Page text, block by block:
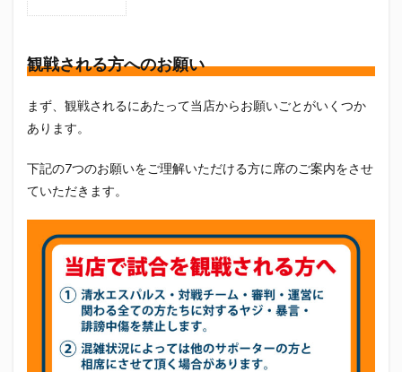
る方
への
い
2
約の
仕方
試合
当日
キャ
変更
につ
観戦される方へのお願い
まず、観戦されるにあたって当店からお願いごとがいくつか
あります。
下記の7つのお願いをご理解いただける方に席のご案内をさせ
ていただきます。
ビックボンバーズ
ビッグボンバーズ
ペニーゆうすけ
ホッピー マッチ
ヤマダネコ
三和酒造
三和酒造場
三島カツオ
三遠ネオフェニックス
伊東市
伊藤食品 伊豆急行
修善寺サイダー
初亀
初亀醸造 勉三さん
勝俣州和
吉田義元
名古屋グランパス 君盃酒造
周年祭
呼び込み君
喜久酔 土井酒造場
型抜き
埼玉西武ライオンズ
堀内謙伍
大道芸
天皇杯 太田焼きそば
安田記念